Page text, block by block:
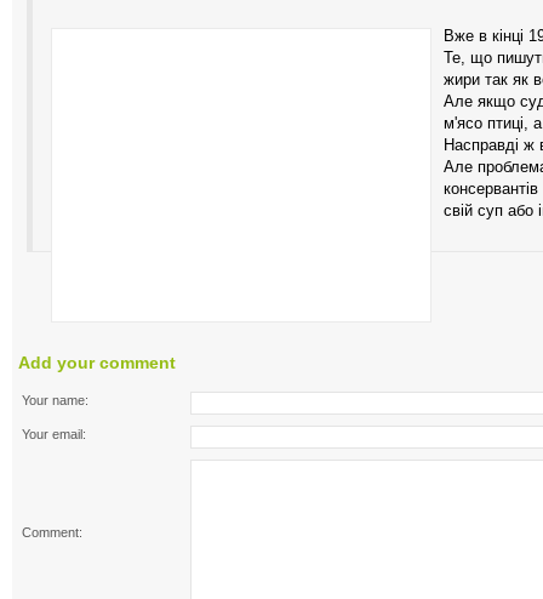
Вже в кінці
Те, що
жири так як
Але якщо
м'ясо птиці,
Насправді ж
Але
свій суп або
Add your comment
Your name:
Your email:
Comment: